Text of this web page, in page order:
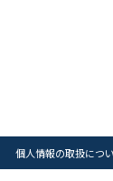
個人情報の取扱につ